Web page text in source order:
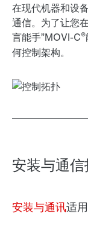
在现代机器和设
通信。为了让您
言能手”MOVI-C®
何控制架构。
安装与通
安装与通讯适